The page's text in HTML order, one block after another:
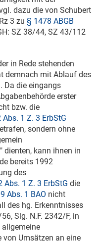
dazu die von Schubert
3 zu § 1478 ABGB
SZ 38/44, SZ 43/112
in Rede stehenden
demnach mit Ablauf des
Da die eingangs
erster
bzw. die
Abs. 1 Z. 3 ErbStG
sondern ohne
dienten, kann ihnen in
bereits 1992
des
Abs. 1 Z. 3 ErbStG die
Abs. 1 BAO nicht
des hg. Erkenntnisses
Slg. N.F. 2342/F, in
allgemeine
Umsätzen an eine